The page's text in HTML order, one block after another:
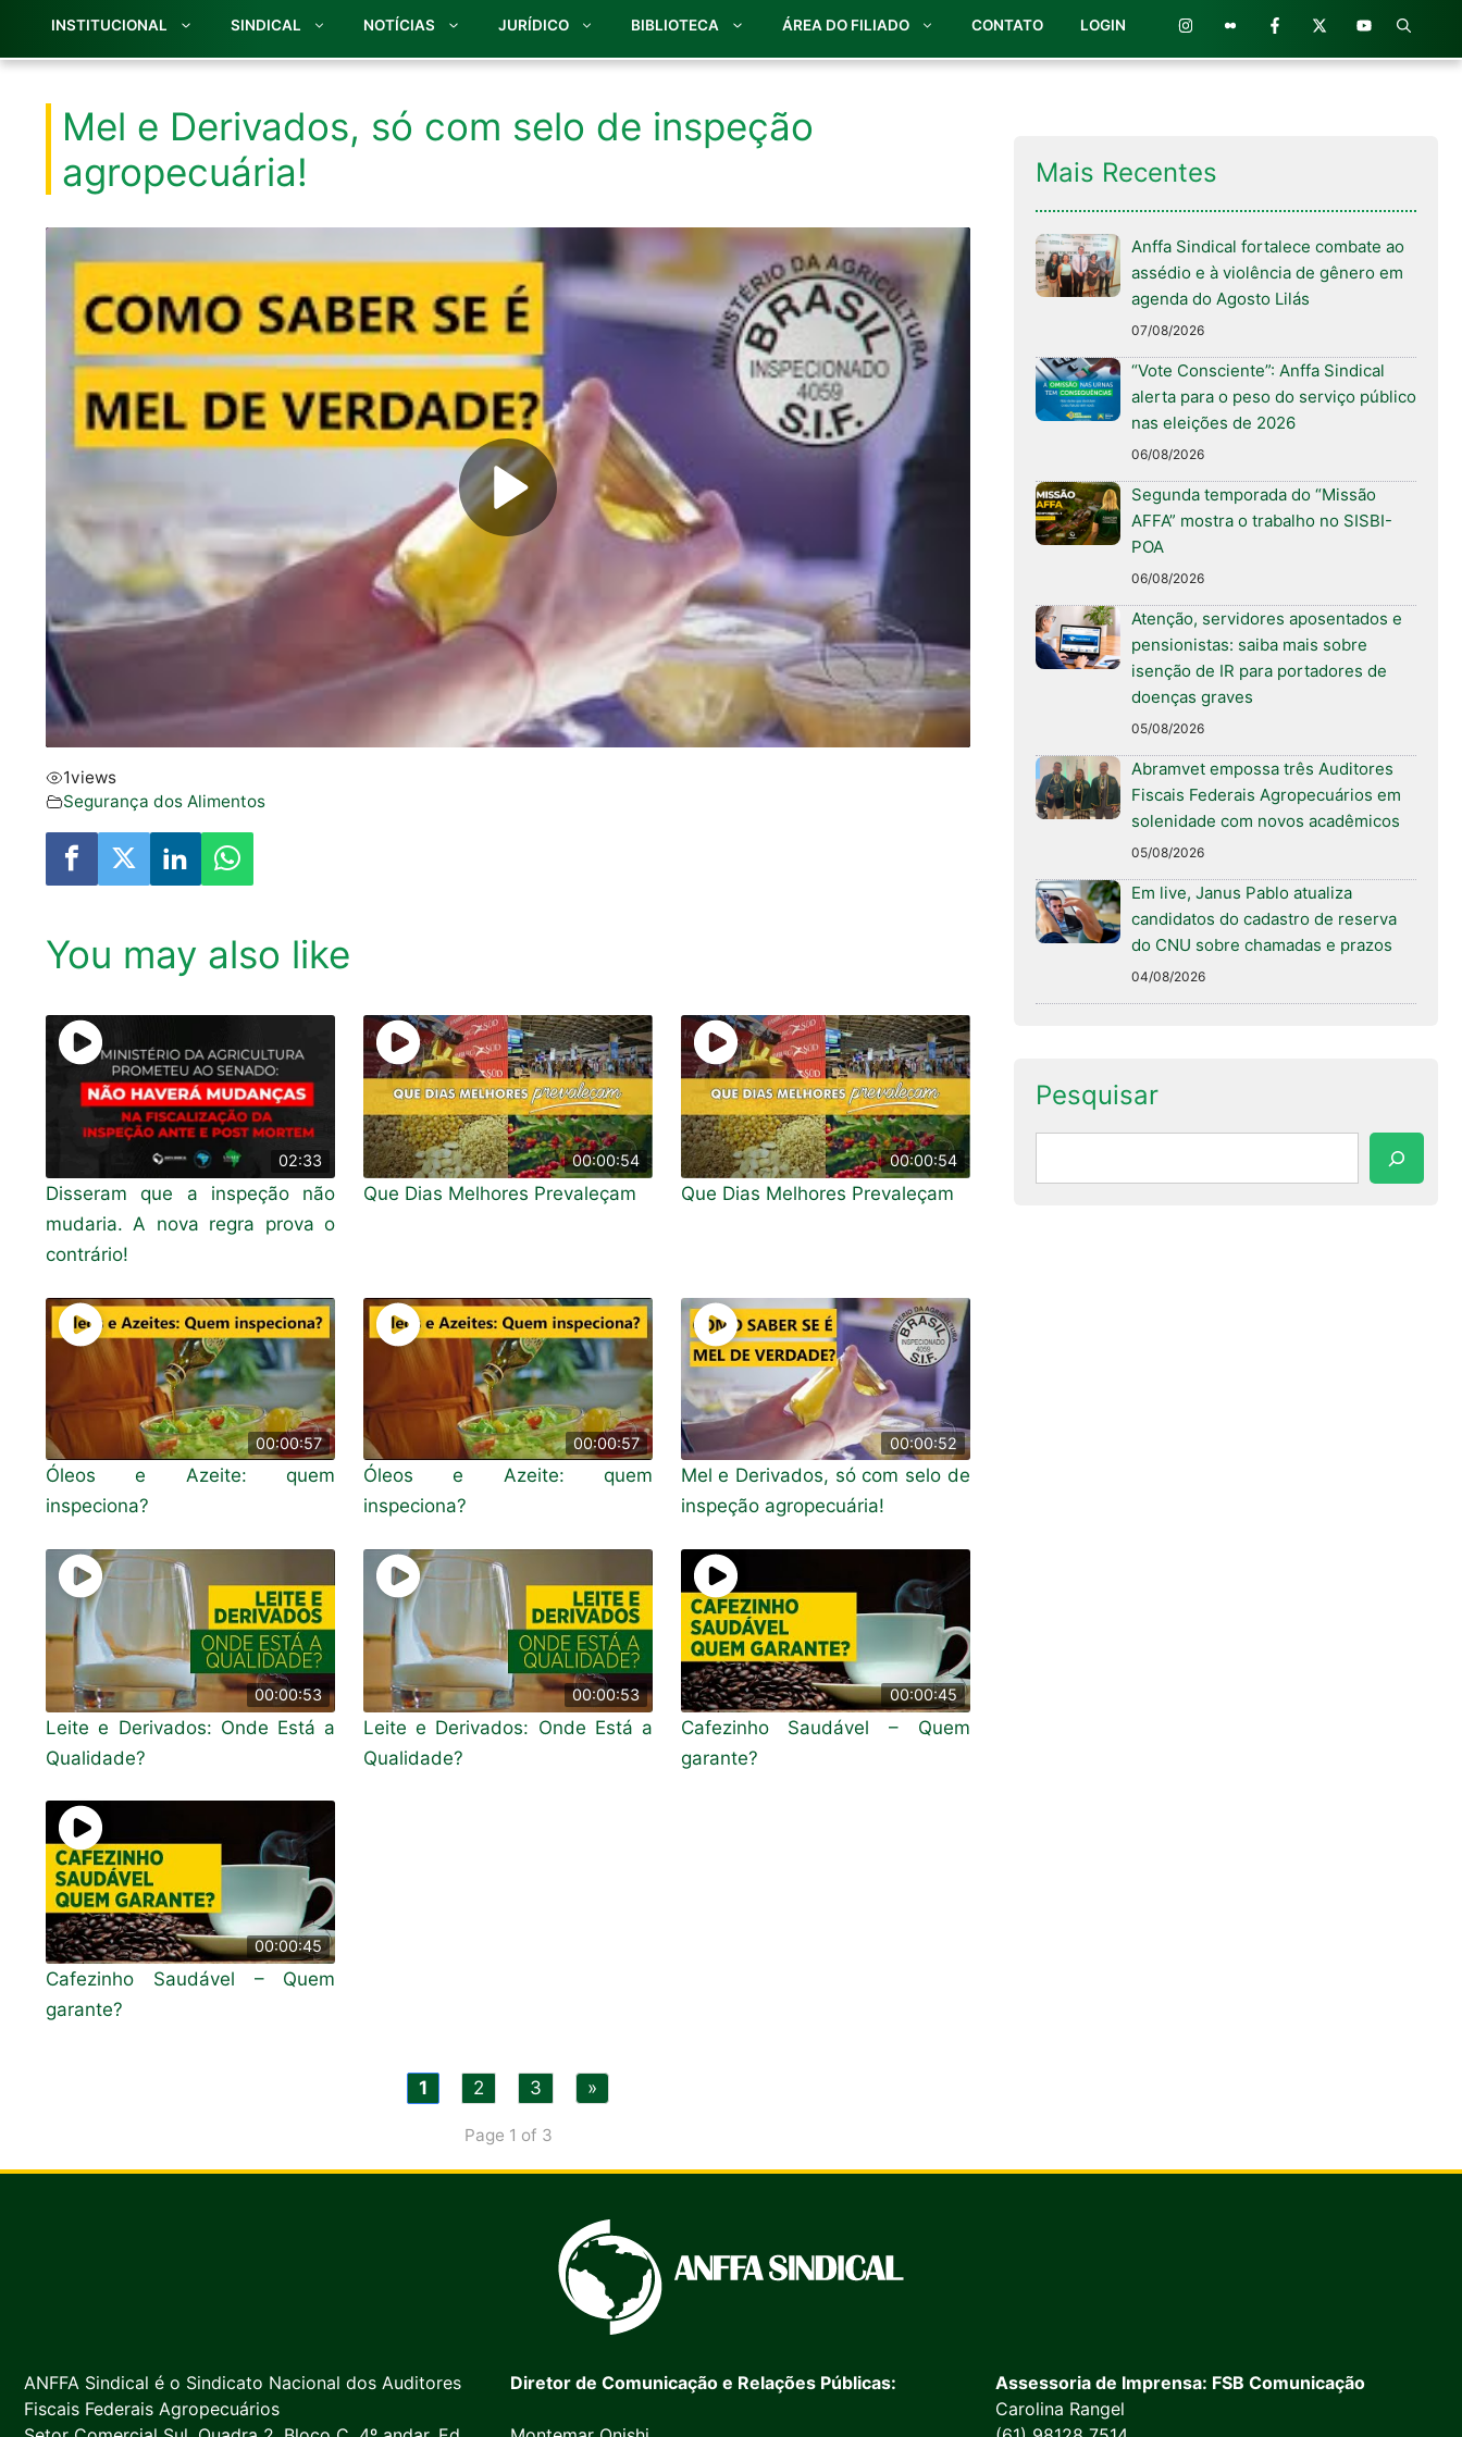
INSTITUCIONAL SINDICAL NOTÍCIAS JURÍDICO BIBLIOTECA ÁREA DO FILIADO CONTATO LOGIN
Mel e Derivados, só com selo de inspeção
agropecuária!
1views
Segurança dos Alimentos
You may also like
02:33
Disseram que a inspeção não
mudaria. A nova regra prova o
contrário!
00:00:54
Que Dias Melhores Prevaleçam
00:00:54
Que Dias Melhores Prevaleçam
00:00:57
Óleos e Azeite: quem
inspeciona?
00:00:57
Óleos e Azeite: quem
inspeciona?
00:00:52
Mel e Derivados, só com selo de
inspeção agropecuária!
00:00:53
Leite e Derivados: Onde Está a
Qualidade?
00:00:53
Leite e Derivados: Onde Está a
Qualidade?
00:00:45
Cafezinho Saudável – Quem
garante?
00:00:45
Cafezinho Saudável – Quem
garante?
1 2 3 »
Page 1 of 3
Mais Recentes
Anffa Sindical fortalece combate ao
assédio e à violência de gênero em
agenda do Agosto Lilás
07/08/2026
“Vote Consciente”: Anffa Sindical
alerta para o peso do serviço público
nas eleições de 2026
06/08/2026
Segunda temporada do “Missão
AFFA” mostra o trabalho no SISBI-
POA
06/08/2026
Atenção, servidores aposentados e
pensionistas: saiba mais sobre
isenção de IR para portadores de
doenças graves
05/08/2026
Abramvet empossa três Auditores
Fiscais Federais Agropecuários em
solenidade com novos acadêmicos
05/08/2026
Em live, Janus Pablo atualiza
candidatos do cadastro de reserva
do CNU sobre chamadas e prazos
04/08/2026
Pesquisar
ANFFA Sindical é o Sindicato Nacional dos Auditores
Fiscais Federais Agropecuários
Diretor de Comunicação e Relações Públicas:
Assessoria de Imprensa: FSB Comunicação
Carolina Rangel